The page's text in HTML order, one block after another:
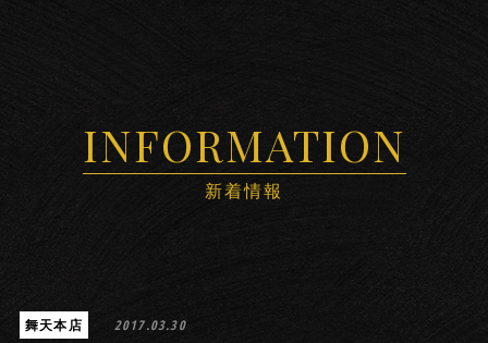
INFORMATION
新着情報
舞天本店 2017.03.30